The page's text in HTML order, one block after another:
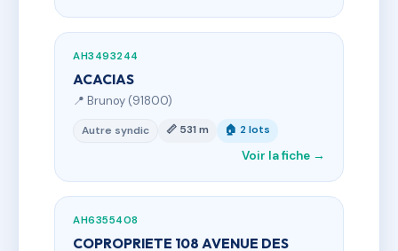
AH3493244
ACACIAS
📍 Brunoy (91800)
Autre syndic 📏 531 m 🏠 2 lots
Voir la fiche →
AH6355408
COPROPRIETE 108 AVENUE DES